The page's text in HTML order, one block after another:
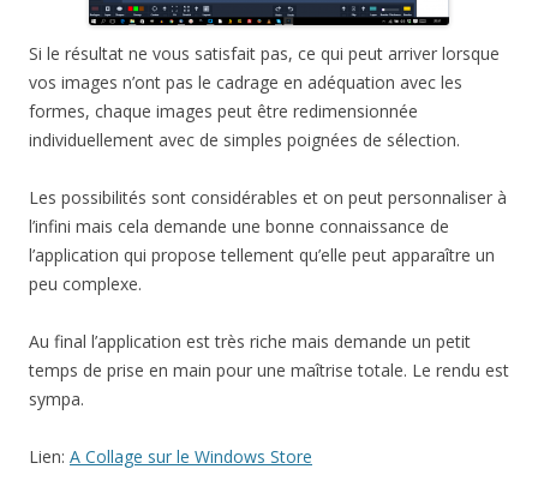
Si le résultat ne vous satisfait pas, ce qui peut arriver lorsque
vos images n’ont pas le cadrage en adéquation avec les
formes, chaque images peut être redimensionnée
individuellement avec de simples poignées de sélection.
Les possibilités sont considérables et on peut personnaliser à
l’infini mais cela demande une bonne connaissance de
l’application qui propose tellement qu’elle peut apparaître un
peu complexe.
Au final l’application est très riche mais demande un petit
temps de prise en main pour une maîtrise totale. Le rendu est
sympa.
Lien: A Collage sur le Windows Store